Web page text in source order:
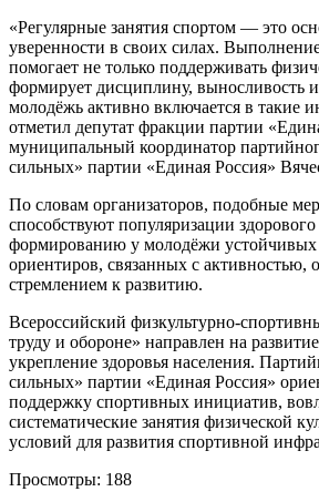
«Регулярные занятия спортом — это
уверенности в своих силах.
помогает не только поддерживать
формирует дисциплину, выносливость
молодёжь активно включается в такие
отметил депутат фракции партии
муниципальный координатор
сильных» партии «Единая Россия»
По словам организаторов, подобные
способствуют популяризации
формированию у молодёжи
ориентиров, связанных с активностью,
стремлением к развитию.
Всероссийский физкультурно-
труду и обороне» направлен на
укрепление здоровья населения.
сильных» партии «Единая Россия»
поддержку спортивных инициатив,
систематические занятия физической
условий для развития спортивной
Просмотры: 188